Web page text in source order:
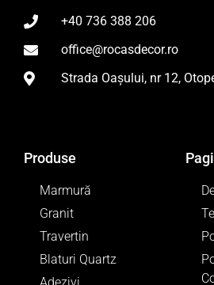
+40 736 388 206
office@rocasdecor.ro
Strada Oașului, nr 12,
Produse
Marmură
Granit
Travertin
Blaturi Quartz
Adezivi